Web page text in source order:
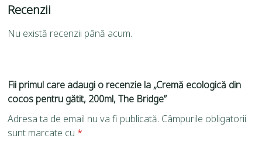
Recenzii
Nu există recenzii până acum.
Fii primul care adaugi o recenzie la „Cremă ecologică din
cocos pentru gătit, 200ml, The Bridge”
Adresa ta de email nu va fi publicată. Câmpurile obligatorii
sunt marcate cu *